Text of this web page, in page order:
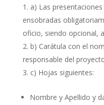
a) Las
ensobradas
oficio, siendo opcional,
b) Carátula con el
responsable del
c) Hojas siguientes:
Nombre y Apellido y